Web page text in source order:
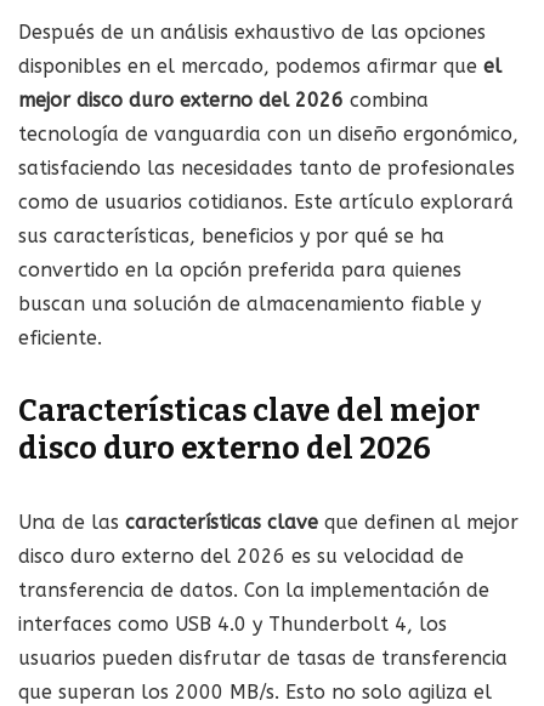
Después de un análisis exhaustivo de las opciones
disponibles en el mercado, podemos afirmar que el
mejor disco duro externo del 2026 combina
tecnología de vanguardia con un diseño ergonómico,
satisfaciendo las necesidades tanto de profesionales
como de usuarios cotidianos. Este artículo explorará
sus características, beneficios y por qué se ha
convertido en la opción preferida para quienes
buscan una solución de almacenamiento fiable y
eficiente.
Características clave del mejor
disco duro externo del 2026
Una de las características clave que definen al mejor
disco duro externo del 2026 es su velocidad de
transferencia de datos. Con la implementación de
interfaces como USB 4.0 y Thunderbolt 4, los
usuarios pueden disfrutar de tasas de transferencia
que superan los 2000 MB/s. Esto no solo agiliza el